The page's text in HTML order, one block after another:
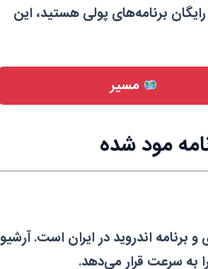
برنامه‌های پولی هستید، این
مسیر
اندروید در ایران است. آرشیو
به سرعت قرار می‌دهد.